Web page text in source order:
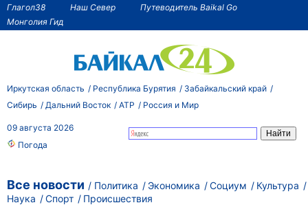
Глагол38 Наш Север
Путеводитель Baikal Go
Монголия Гид
Иркутская область Республика Бурятия
Забайкальский край
Сибирь
Дальний Восток АТР Россия и Мир
09 августа 2026
Погода
Все новости Политика Экономика Социум
Культура
Наука
Спорт Происшествия